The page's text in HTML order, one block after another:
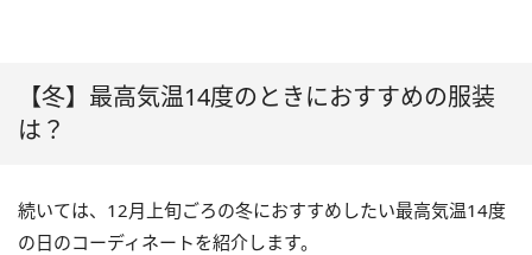
【冬】最高気温14度のときにおすすめの服装
は？
続いては、12月上旬ごろの冬におすすめしたい最高気温14度
の日のコーディネートを紹介します。